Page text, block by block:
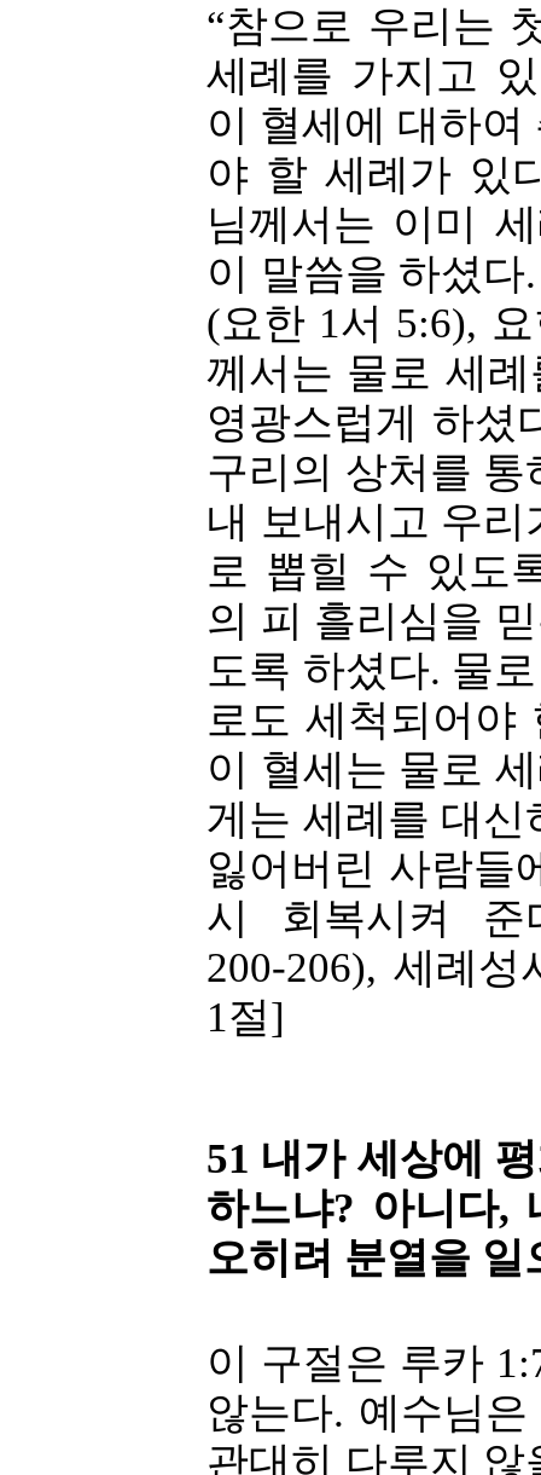
“참으로 우리는
세례를 가지고
이 혈세에 대하여
야 할 세례가 있
님께서는 이미
이 말씀을 하셨
(요한 1서 5:6),
께서는 물로 세
영광스럽게 하셨
구리의 상처를
내 보내시고 우
로 뽑힐 수 있도
의 피 흘리심을
도록 하셨다. 물
로도 세척되어야
이 혈세는 물로
게는 세례를 대
잃어버린 사람들
시 회복시켜 준
200-206), 세례
1절]
51 내가 세상에
하느냐? 아니다,
오히려 분열을 일
이 구절은 루카
않는다. 예수님
관대히 다루지